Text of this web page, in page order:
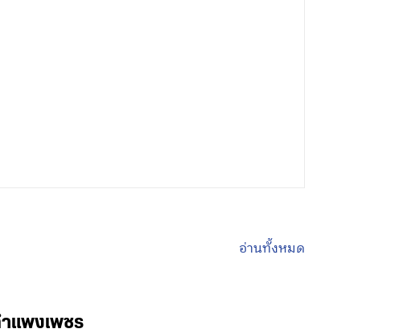
อ่านทั้งหมด
แพงเพชร